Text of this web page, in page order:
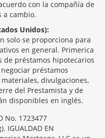
con la compañía de
a cambio.
Unidos):
solo se proporciona para
en general. Primerica
de préstamos hipotecarios
préstamos
divulgaciones,
del Prestamista y de
disponibles en inglés.
No. 1723477
IGUALDAD EN